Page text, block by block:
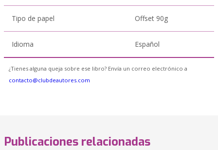
Tipo de papel Offset 90g
Idioma Español
¿Tienes alguna queja sobre ese libro? Envía un correo electrónico a
contacto@clubdeautores.com
Publicaciones relacionadas